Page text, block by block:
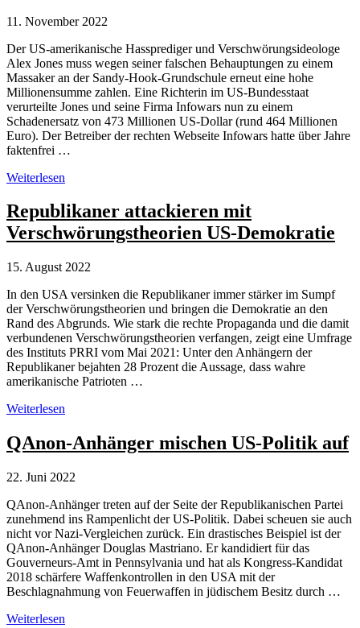
verurteilt
11. November 2022
Der US-amerikanische Hassprediger und Verschwörungsideologe
Alex Jones muss wegen seiner falschen Behauptungen zu einem
Massaker an der Sandy-Hook-Grundschule erneut eine hohe
Millionensumme zahlen. Eine Richterin im US-Bundesstaat
verurteilte Jones und seine Firma Infowars nun zu einem
Schadenersatz von 473 Millionen US-Dollar (rund 464 Millionen
Euro). Der Betreiber der rechten Webseite Infowars hatte über Jahre
faktenfrei …
Weitere
Millionen
Dollar
Strafe
den
Hassprediger
Alex
Jones
Weiterlesen
Republikaner attackieren mit
Verschwörungstheorien US-Demokratie
15. August 2022
In den USA versinken die Republikaner immer stärker im Sumpf
der Verschwörungstheorien und bringen die Demokratie an den
Rand des Abgrunds. Wie stark die rechte Propaganda und die damit
verbundenen Verschwörungstheorien verfangen, zeigt eine Umfrage
des Instituts PRRI vom Mai 2021: Unter den Anhängern der
Republikaner bejahten 28 Prozent die Aussage, dass wahre
amerikanische Patrioten …
Republikaner
mit
Verschwörungstheorien
Demokratie
Weiterlesen
QAnon-Anhänger mischen US-Politik auf
22. Juni 2022
QAnon-Anhänger treten auf der Seite der Republikanischen Partei
zunehmend ins Rampenlicht der US-Politik. Dabei scheuen sie auch
nicht vor Nazi-Vergleichen zurück. Ein drastisches Beispiel ist der
QAnon-Anhänger Douglas Mastriano. Er kandidiert für das
Gouverneurs-Amt in Pennsylvania und hat als Kongress-Kandidat
2018 schärfere Waffenkontrollen in den USA mit der
Beschlagnahmung von Feuerwaffen in jüdischem Besitz durch …
QAnon-
Weiterlesen